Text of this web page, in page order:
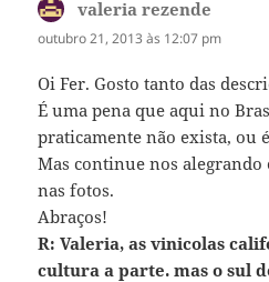
valeria rezende
outubro 21, 2013 às 12:07 pm
Oi Fer. Gosto tanto das
É uma pena que aqui no
praticamente não exista, ou
Mas continue nos alegrando
nas fotos.
Abraços!
R: Valeria, as vinicolas
cultura a parte. mas o sul